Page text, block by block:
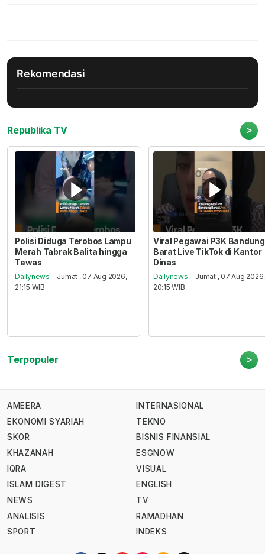
Rekomendasi
Republika TV >
Polisi Diduga Terobos Lampu
Merah Tabrak Balita hingga
Tewas
Dailynews - Jumat , 07 Aug 2026,
21:15 WIB
Viral Pegawai P3K Bandung
Barat Live TikTok di Kantor
Dinas
Dailynews - Jumat , 07 Aug 2026,
20:15 WIB
Terpopuler >
AMEERA
EKONOMI SYARIAH
SKOR
KHAZANAH
IQRA
ISLAM DIGEST
NEWS
ANALISIS
SPORT
INTERNASIONAL
TEKNO
BISNIS FINANSIAL
ESGNOW
VISUAL
ENGLISH
TV
RAMADHAN
INDEKS